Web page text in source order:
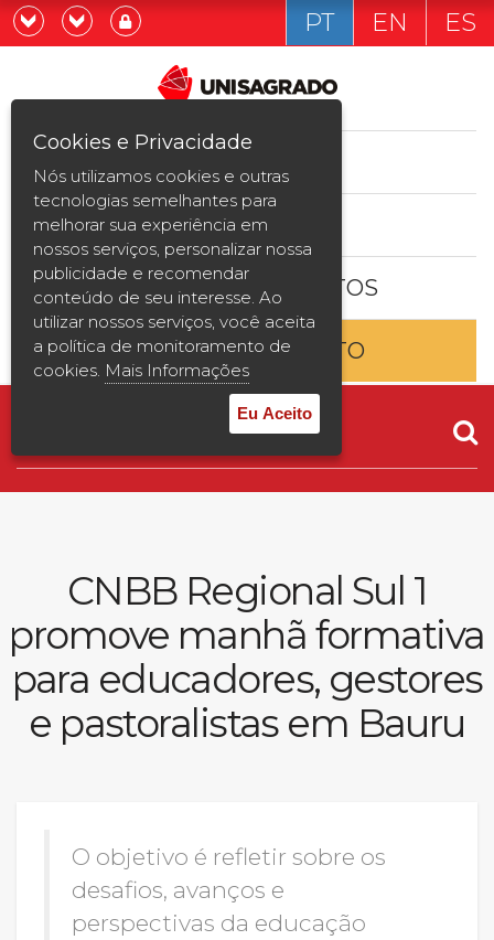
Graduação
Pós-graduação e MBA
Curta Duração
Vestibular
2ª Graduação
Transferência
Reingresso
Desconto de pontualidade
Biblioteca
Contatos
UATI
Já sou estudande
Quero ser estudante
PT EN ES
ESTUDE AQUI
BOLSAS E DESCONTOS
ENTRE EM CONTATO
CNBB Regional Sul 1
promove manhã formativa
para educadores, gestores
e pastoralistas em Bauru
O objetivo é refletir sobre os
desafios, avanços e
perspectivas da educação
Cookies e Privacidade
Nós utilizamos cookies e outras
tecnologias semelhantes para
melhorar sua experiência em
nossos serviços, personalizar nossa
publicidade e recomendar
conteúdo de seu interesse. Ao
utilizar nossos serviços, você aceita
a política de monitoramento de
cookies. Mais Informações
Eu Aceito